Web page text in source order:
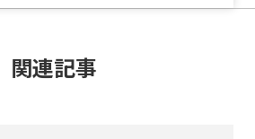
関連記事